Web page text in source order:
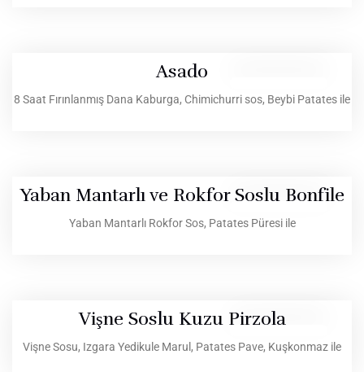
Asado
8 Saat Fırınlanmış Dana Kaburga, Chimichurri sos, Beybi Patates ile
Yaban Mantarlı ve Rokfor Soslu Bonfile
Yaban Mantarlı Rokfor Sos, Patates Püresi ile
Vişne Soslu Kuzu Pirzola
Vişne Sosu, Izgara Yedikule Marul, Patates Pave, Kuşkonmaz ile